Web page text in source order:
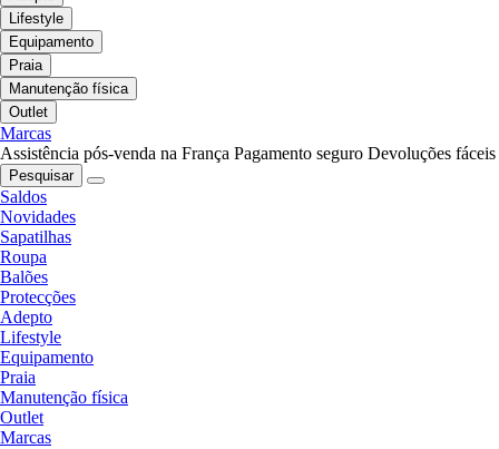
Lifestyle
Equipamento
Praia
Manutenção física
Outlet
Marcas
Assistência pós-venda na França Pagamento seguro Devoluções fáceis
Pesquisar
Saldos
Novidades
Sapatilhas
Roupa
Balões
Protecções
Adepto
Lifestyle
Equipamento
Praia
Manutenção física
Outlet
Marcas